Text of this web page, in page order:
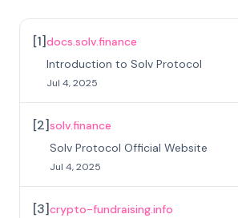
[1]docs.solv.finance
Introduction to Solv Protocol
Jul 4, 2025
[2]solv.finance
Solv Protocol Official Website
Jul 4, 2025
[3]crypto-fundraising.info